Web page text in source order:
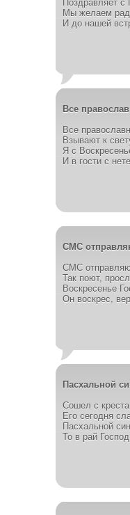
Поздравляет
Мы желаем
И до нашей
Все
Все
Взывают к
Я с
И в гости с
СМС
СМС
Так поют,
Воскресенье
Он воскрес,
Пасхальной
Сошел с
Его сегодня
Пасхальной
То в рай